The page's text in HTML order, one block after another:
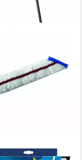
FENSTER